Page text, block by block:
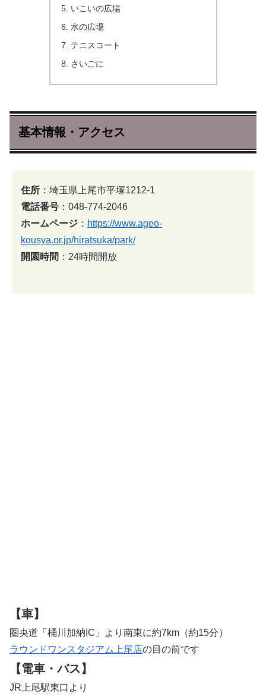
いこいの広場
水の広場
テニスコート
さいごに
基本情報・アクセス
住所 ：埼玉県上尾市平塚1212-1
電話番号 ：048-774-2046
ホームページ ： https://www.ageo-
kousya.or.jp/hiratsuka/park/
開園時間 ：24時間開放
【車】
圏央道「桶川加納IC」より南東に約7km（約15分）
ラウンドワンスタジアム上尾店の目の前です
【電車・バス】
JR上尾駅東口より